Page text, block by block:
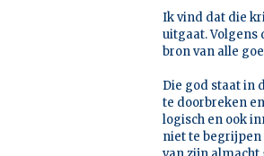
Ik vind dat die
uitgaat. Volgens
bron van alle
Die god staat in
te doorbreken
logisch en ook
niet te